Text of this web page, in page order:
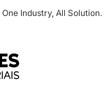
One Industry, All Solution.